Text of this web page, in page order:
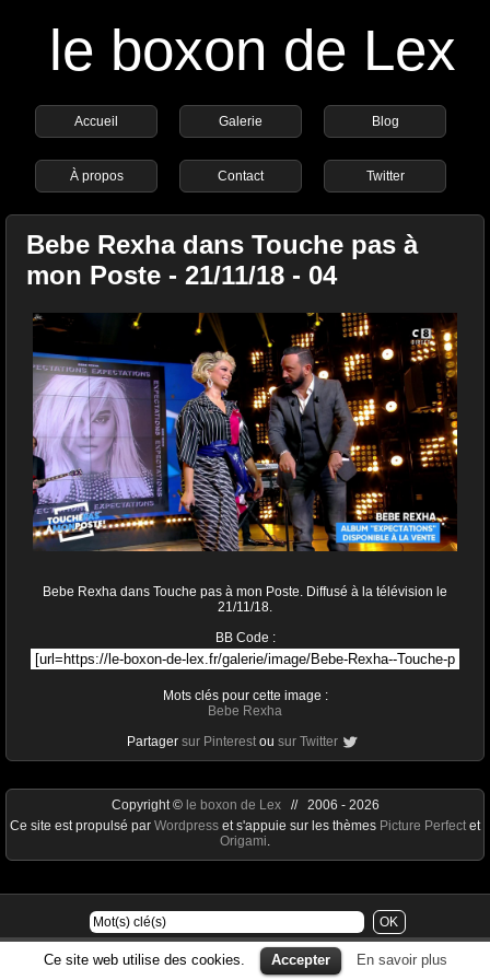
le boxon de Lex
Accueil Galerie Blog
À propos Contact Twitter
Bebe Rexha dans Touche pas à
mon Poste - 21/11/18 - 04
Bebe Rexha dans Touche pas à mon Poste. Diffusé à la télévision le
21/11/18.
BB Code :
Mots clés pour cette image :
Bebe Rexha
Partager sur Pinterest ou sur Twitter
Ce site web utilise des cookies. Accepter En savoir plus
Copyright © le boxon de Lex// 2006 - 2026
Ce site est propulsé par Wordpress et s'appuie sur les thèmes Picture Perfect et
Origami.